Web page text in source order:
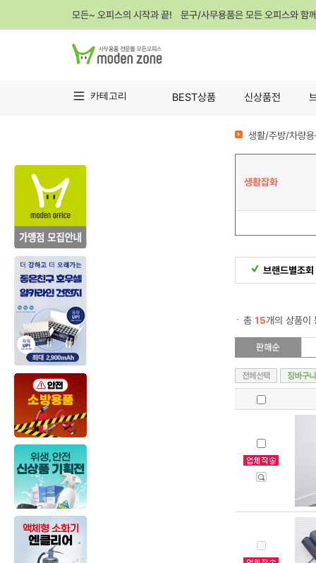
모든~ 오피스의 시작과 끝! 문구/사무용품은 모든 오피스와 함
카테고리 BEST상품 신상품전
생활/주방/차량
생활잡화
브랜드별조회
총 15개의 상품이